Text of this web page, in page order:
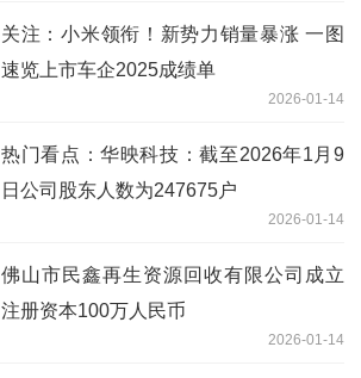
关注：小米领衔！新势力销量暴涨 一图
速览上市车企2025成绩单
2026-01-14
热门看点：华映科技：截至2026年1月9
日公司股东人数为247675户
2026-01-14
佛山市民鑫再生资源回收有限公司成立
注册资本100万人民币
2026-01-14